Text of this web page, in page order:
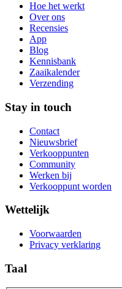
Hoe het werkt
Over ons
Recensies
App
Blog
Kennisbank
Zaaikalender
Verzending
Stay in touch
Contact
Nieuwsbrief
Verkooppunten
Community
Werken bij
Verkooppunt worden
Wettelijk
Voorwaarden
Privacy verklaring
Taal